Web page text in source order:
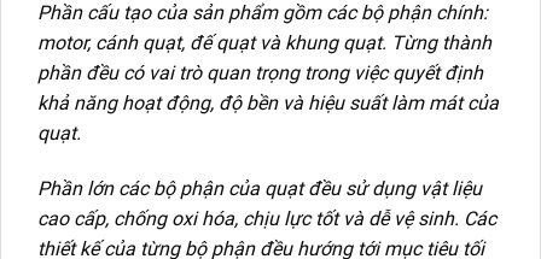
Phần cấu tạo của sản phẩm gồm các bộ phận chính:
motor, cánh quạt, đế quạt và khung quạt. Từng thành
phần đều có vai trò quan trọng trong việc quyết định
khả năng hoạt động, độ bền và hiệu suất làm mát của
quạt.
Phần lớn các bộ phận của quạt đều sử dụng vật liệu
cao cấp, chống oxi hóa, chịu lực tốt và dễ vệ sinh. Các
thiết kế của từng bộ phận đều hướng tới mục tiêu tối